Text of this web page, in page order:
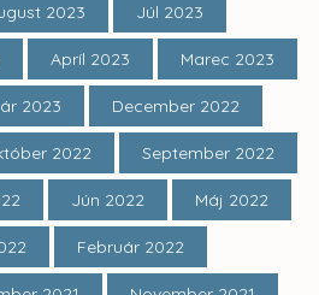
2023 Júl 2023
Apríl 2023 Marec 2023
2023 December 2022
2022 September 2022
Jún 2022 Máj 2022
Február 2022